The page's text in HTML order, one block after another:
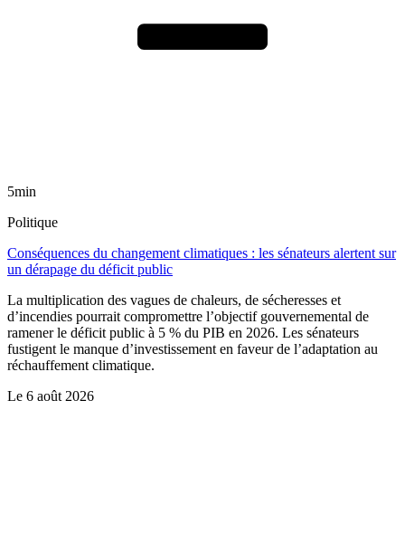
5min
Politique
Conséquences du changement climatiques : les sénateurs alertent sur
un dérapage du déficit public
La multiplication des vagues de chaleurs, de sécheresses et
d’incendies pourrait compromettre l’objectif gouvernemental de
ramener le déficit public à 5 % du PIB en 2026. Les sénateurs
fustigent le manque d’investissement en faveur de l’adaptation au
réchauffement climatique.
Le 6 août 2026